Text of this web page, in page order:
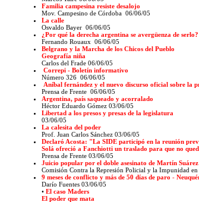
Familia campesina resiste desalojo
Mov. Campesino de Córdoba 06/06/05
La calle
Osvaldo Bayer 06/06/05
¿Por qué la derecha argentina se avergüenza de serlo?
Fernando Rouaux 06/06/05
Belgrano y la Marcha de los Chicos del Pueblo
Geografía niña
Carlos del Frade 06/06/05
Correpi - Boletín informativo
Número 326 06/06/05
Aníbal fernández y el nuevo discurso oficial sobre la
Prensa de Frente 06/06/05
Argentina, país saqueado y acorralado
Héctor Eduardo Gómez 03/06/05
Libertad a los presos y presas de la legislatura
03/06/05
La calesita del poder
Prof. Juan Carlos Sánchez 03/06/05
Declaró Acosta: "La SIDE participó en la reunión
Solá ofreció a Fanchiotti un traslado para que no
Prensa de Frente 03/06/05
Juicio popular por el doble asesinato de Martín Suárez
Comisión Contra la Represión Policial y la Impunidad
9 meses de conflicto y más de 50 días de paro -
Darío Fuentes 03/06/05
• El caso Maders
El poder que mata